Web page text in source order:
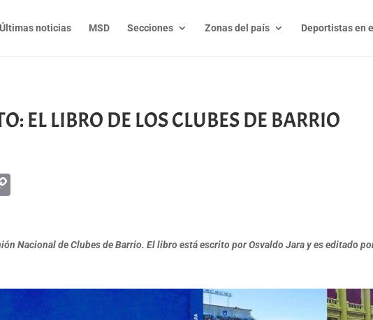
Últimas noticias MSD Secciones Zonas del país Deportistas en
EL LIBRO DE LOS CLUBES DE BARRIO
Nacional de Clubes de Barrio. El libro está escrito por Osvaldo Jara y es editado